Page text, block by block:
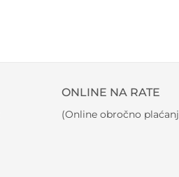
ONLINE NA RATE
(Online obročno